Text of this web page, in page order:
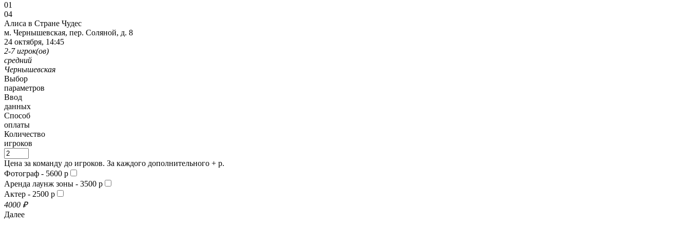
01
04
Алиса в Стране Чудес
м. Чернышевская, пер. Соляной, д. 8
24 октября, 14:45
2-7 игрок(ов)
средний
Чернышевская
Выбор
параметров
Ввод
данных
Способ
оплаты
Количество
игроков
Цена за команду до игроков. За каждого дополнительного + р.
Фотограф - 5600 р
Аренда лаунж зоны - 3500 р
Актер - 2500 р
4000 ₽
Далее